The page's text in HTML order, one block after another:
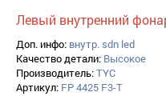
Левый внутренний
Доп. инфо: внутр. sdn led
Качество детали: Высокое
Производитель:TYC
Артикул: FP 4425 F3-T